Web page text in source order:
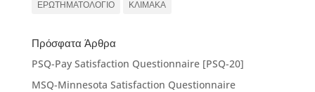
ΕΡΩΤΗΜΑΤΟΛΟΓΙΟ ΚΛΙΜΑΚΑ
Πρόσφατα Άρθρα
PSQ-Pay Satisfaction Questionnaire [PSQ-20]
MSQ-Minnesota Satisfaction Questionnaire